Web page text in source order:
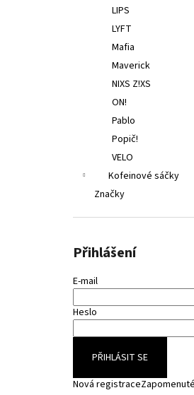
LIPS
LYFT
Mafia
Maverick
NIXS Z!XS
ON!
Pablo
Popič!
VELO
Kofeinové sáčky
Značky
Přihlášení
E-mail
Heslo
PŘIHLÁSIT SE
Nová registrace